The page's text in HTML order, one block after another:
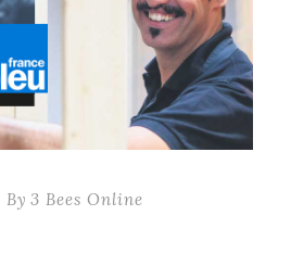
By 3 Bees Online